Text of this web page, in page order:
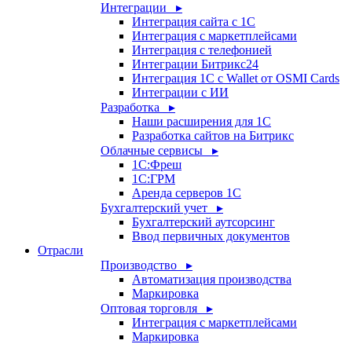
Интеграции ▸
Интеграция сайта с 1С
Интеграция с маркетплейсами
Интеграция с телефонией
Интеграции Битрикс24
Интеграция 1С с Wallet от OSMI Cards
Интеграции с ИИ
Разработка ▸
Наши расширения для 1С
Разработка сайтов на Битрикс
Облачные сервисы ▸
1С:Фреш
1С:ГРМ
Аренда серверов 1С
Бухгалтерский учет ▸
Бухгалтерский аутсорсинг
Ввод первичных документов
Отрасли
Производство ▸
Автоматизация производства
Маркировка
Оптовая торговля ▸
Интеграция с маркетплейсами
Маркировка